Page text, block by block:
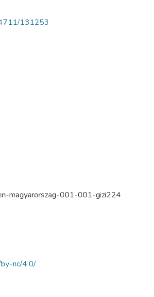
131253
001-001-gizi224
nc/4.0/